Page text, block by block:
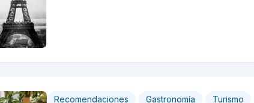
Recomendaciones Gastronomía Turismo